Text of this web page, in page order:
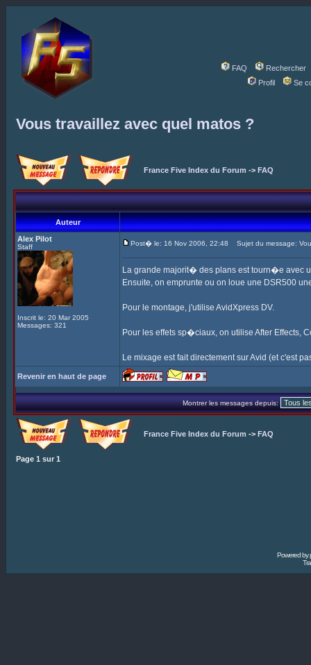
FAQ
Rechercher
Profil
Se
Vous travaillez avec quel matos ?
France Five Index du Forum -> FAQ
Auteur
Alex Pilot
Staff
Inscrit le: 20 Mar 2005
Messages: 321
Post� le: 16 Nov 2006, 22:48 Sujet du message:
La grande majorit� des plans est tourn�e avec
Ensuite, on emprunte ou on loue une DSR500
Pour le montage, j'utilise AvidXpress DV.
Pour les effets sp�ciaux, on utilise After Effects,
Le mixage est fait directement sur Avid (et c'est
Revenir en haut de page
Montrer les messages depuis:
France Five Index du Forum -> FAQ
Page 1 sur 1
Powered by